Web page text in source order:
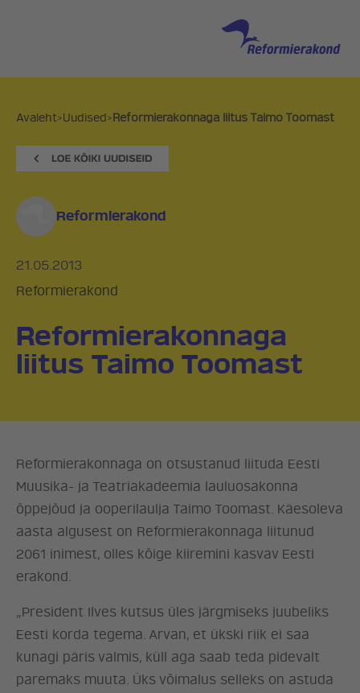
Avaleht>Uudised>Reformierakonnaga liitus Taimo Toomast
Reformierakond
21.05.2013
Reformierakond
Reformierakonnaga
liitus Taimo Toomast
Reformierakonnaga on otsustanud liituda Eesti
Muusika- ja Teatriakadeemia lauluosakonna
õppejõud ja ooperilaulja Taimo Toomast. Käesoleva
aasta algusest on Reformierakonnaga liitunud
2061 inimest, olles kõige kiiremini kasvav Eesti
erakond.
„President Ilves kutsus üles järgmiseks juubeliks
Eesti korda tegema. Arvan, et ükski riik ei saa
kunagi päris valmis, küll aga saab teda pidevalt
paremaks muuta. Üks võimalus selleks on astuda